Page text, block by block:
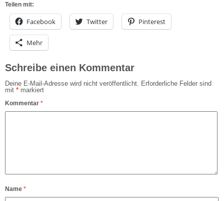
Teilen mit:
Facebook Twitter Pinterest
Mehr
Schreibe einen Kommentar
Deine E-Mail-Adresse wird nicht veröffentlicht. Erforderliche Felder sind
mit * markiert
Kommentar *
Name *